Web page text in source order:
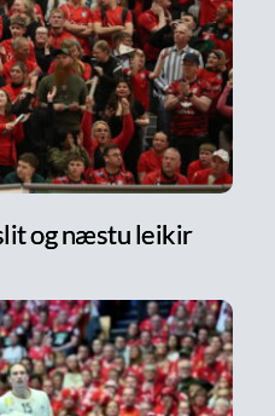
og næstu leikir